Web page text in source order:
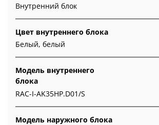
Внутренний блок
Цвет внутреннего блока
Белый, белый
Модель внутреннего
блока
RAC-I-AK35HP.D01/S
Модель наружного блока